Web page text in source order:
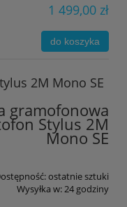
1 499,00 zł
do koszyka
2M Mono SE
gramofonowa
Stylus 2M
Mono SE
ostatnie sztuki
Wysyłka w:24 godziny